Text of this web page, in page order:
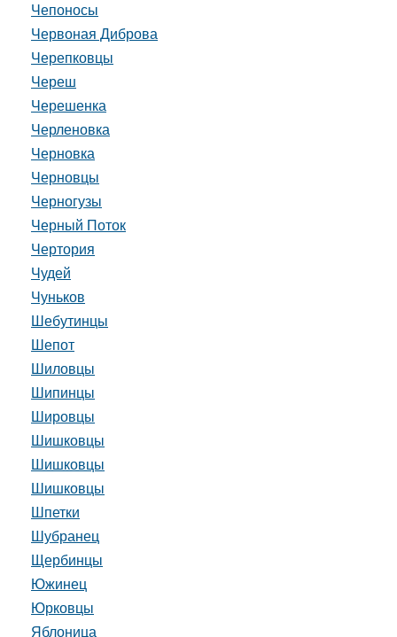
Чепоносы
Червоная Диброва
Черепковцы
Череш
Черешенка
Черленовка
Черновка
Черновцы
Черногузы
Черный Поток
Чертория
Чудей
Чуньков
Шебутинцы
Шепот
Шиловцы
Шипинцы
Шировцы
Шишковцы
Шишковцы
Шишковцы
Шпетки
Шубранец
Щербинцы
Южинец
Юрковцы
Яблоница